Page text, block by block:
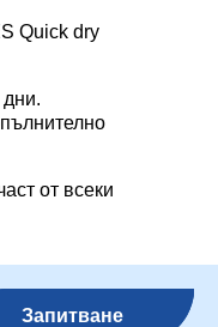
Quick dry
от всеки
Запитване